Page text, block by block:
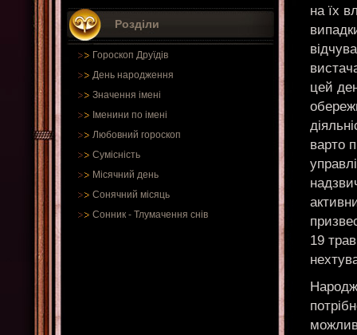
Розділи
Гороскоп Друїдів
День народження
Значення імені
Іменини по імені
Любовний гороскоп
Сумісність
Місячний день
Сонячний місяць
Сонник - Тлумачення снів
на їх
цей
варто
19